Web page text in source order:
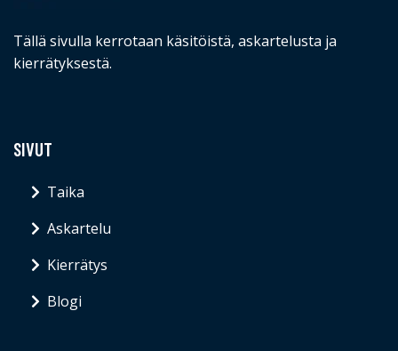
Tällä sivulla kerrotaan käsitöistä, askartelusta ja
kierrätyksestä.
SIVUT
Taika
Askartelu
Kierrätys
Blogi